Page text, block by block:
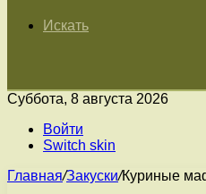
Искать
Суббота, 8 августа 2026
Войти
Switch skin
Главная/Закуски/Куриные